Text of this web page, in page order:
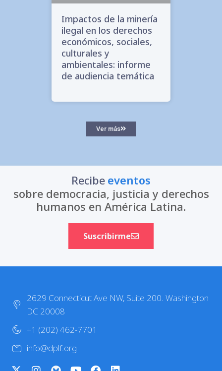
Impactos de la minería
ilegal en los derechos
económicos, sociales,
culturales y
ambientales: informe
de audiencia temática
Ver más
Recibe eventos
sobre democracia, justicia y derechos
humanos en América Latina.
Suscribirme
2629 Connecticut Ave NW, Suite 200. Washington
DC 20008
+1 (202) 462-7701
info@dplf.org